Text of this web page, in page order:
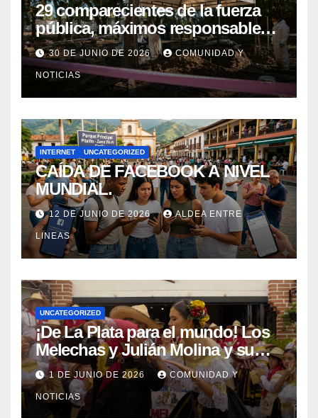
29 comparecientes de la fuerza
pública, máximos responsables
de asesinatos y desapariciones
forzadas en Huila, fueron
postulados ante el Tribunal para
la Paz para que les imponga
Sanción Propia
30 DE JUNIO DE 2026 COMUNIDAD Y
NOTICIAS
INTERNET UNCATEGORIZED
CAÍDA DE FACEBOOK A NIVEL
MUNDIAL.
12 DE JUNIO DE 2026 ALDEA ENTRE
LINEAS
UNCATEGORIZED
¡De La Plata para el mundo! Los
Melechas y Julián Molina y su
nuevo éxito: «Pere Tántico»
1 DE JUNIO DE 2026 COMUNIDAD Y
NOTICIAS